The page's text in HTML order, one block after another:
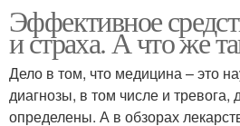
Эффективное
и страха. А что же
Дело в том, что медицина – это
диагнозы, в том числе и тревога,
определены. А в обзорах